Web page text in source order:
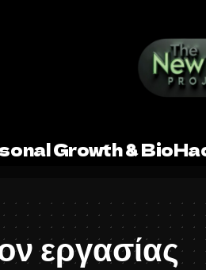
Growth &
εργασίας